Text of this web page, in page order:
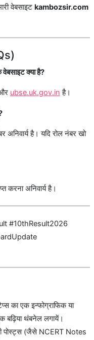
वेबसाइट kambozsir.com
क्या है?
ubse.uk.gov.in है।
अनिवार्य है। यदि रोल नंबर खो
करना अनिवार्य है।
#10thResult2026
का एक इन्फोग्राफिक या
बढ़िया थंबनेल लगायें।
पोस्ट्स (जैसे NCERT Notes